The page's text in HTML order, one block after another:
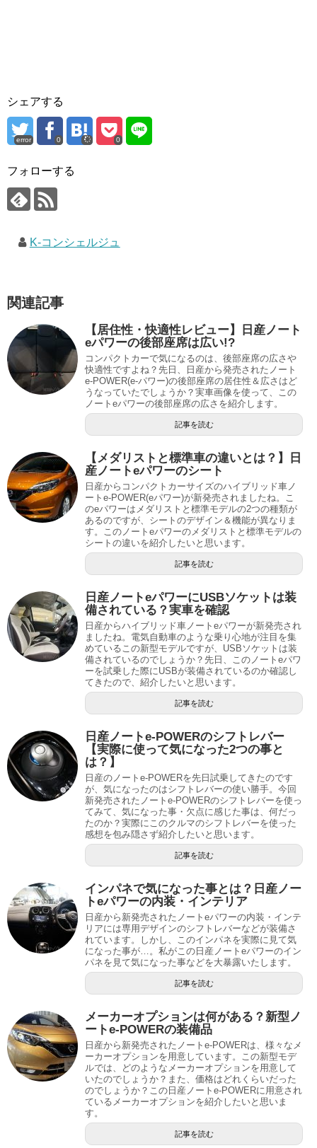
シェアする
error 0 0
フォローする
K-コンシェルジュ
関連記事
【居住性・快適性レビュー】日産ノート
eパワーの後部座席は広い!?
コンパクトカーで気になるのは、後部座席の広さや
快適性ですよね？先日、日産から発売されたノート
e-POWER(e-パワー)の後部座席の居住性＆広さはど
うなっていたでしょうか？実車画像を使って、この
ノートeパワーの後部座席の広さを紹介します。
記事を読む
【メダリストと標準車の違いとは？】日
産ノートeパワーのシート
日産からコンパクトカーサイズのハイブリッド車ノ
ートe-POWER(eパワー)が新発売されましたね。こ
のeパワーはメダリストと標準モデルの2つの種類が
あるのですが、シートのデザイン＆機能が異なりま
す。このノートeパワーのメダリストと標準モデルの
シートの違いを紹介したいと思います。
記事を読む
日産ノートeパワーにUSBソケットは装
備されている？実車を確認
日産からハイブリッド車ノートeパワーが新発売され
ましたね。電気自動車のような乗り心地が注目を集
めているこの新型モデルですが、USBソケットは装
備されているのでしょうか？先日、このノートeパワ
ーを試乗した際にUSBが装備されているのか確認し
てきたので、紹介したいと思います。
記事を読む
日産ノートe-POWERのシフトレバー
【実際に使って気になった2つの事と
は？】
日産のノートe-POWERを先日試乗してきたのです
が、気になったのはシフトレバーの使い勝手。今回
新発売されたノートe-POWERのシフトレバーを使っ
てみて、気になった事・欠点に感じた事は、何だっ
たのか？実際にこのクルマのシフトレバーを使った
感想を包み隠さず紹介したいと思います。
記事を読む
インパネで気になった事とは？日産ノー
トeパワーの内装・インテリア
日産から新発売されたノートeパワーの内装・インテ
リアには専用デザインのシフトレバーなどが装備さ
れています。しかし、このインパネを実際に見て気
になった事が…。私がこの日産ノートeパワーのイン
パネを見て気になった事などを大暴露いたします。
記事を読む
メーカーオプションは何がある？新型ノ
ートe-POWERの装備品
日産から新発売されたノートe-POWERは、様々なメ
ーカーオプションを用意しています。この新型モデ
ルでは、どのようなメーカーオプションを用意して
いたのでしょうか？また、価格はどれくらいだった
のでしょうか？この日産ノートe-POWERに用意され
ているメーカーオプションを紹介したいと思いま
す。
記事を読む